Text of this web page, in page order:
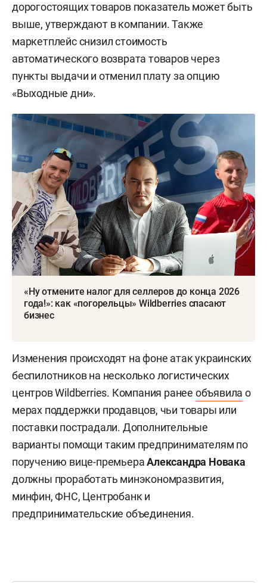
дорогостоящих товаров показатель может быть
выше, утверждают в компании. Также
маркетплейс снизил стоимость
автоматического возврата товаров через
пункты выдачи и отменил плату за опцию
«Выходные дни».
«Ну отмените налог для селлеров до конца 2026
года!»: как «погорельцы» Wildberries спасают
бизнес
Изменения происходят на фоне атак украинских
беспилотников на несколько логистических
центров Wildberries. Компания ранее объявила о
мерах поддержки продавцов, чьи товары или
поставки пострадали. Дополнительные
варианты помощи таким предпринимателям по
поручению вице-премьераАлександра Новака
должны проработать минэкономразвития,
минфин, ФНС, Центробанк и
предпринимательские объединения.